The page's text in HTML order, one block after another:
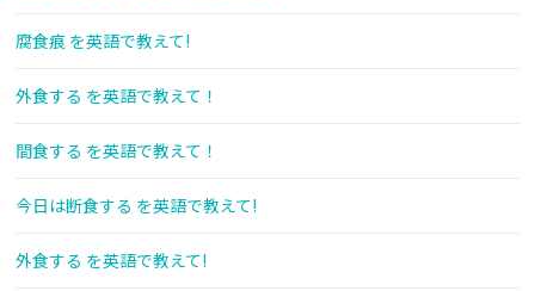
腐食痕 を英語で教えて!
外食する を英語で教えて！
間食する を英語で教えて！
今日は断食する を英語で教えて!
外食する を英語で教えて!